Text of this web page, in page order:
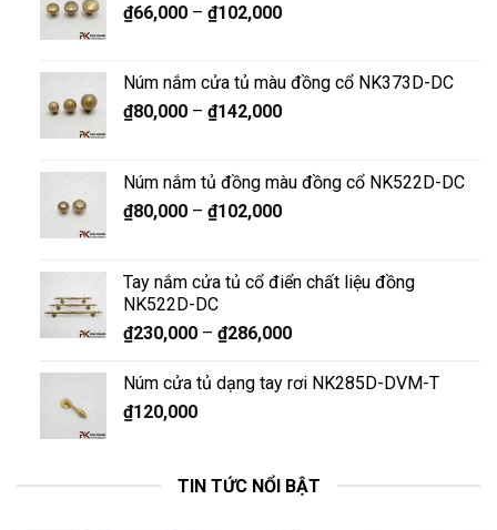
₫66,000– ₫102,000
Núm nắm cửa tủ màu đồng cổ NK373D-DC
₫80,000– ₫142,000
Núm nắm tủ đồng màu đồng cổ NK522D-DC
₫80,000– ₫102,000
Tay nắm cửa tủ cổ điển chất liệu đồng
NK522D-DC
₫230,000– ₫286,000
Núm cửa tủ dạng tay rơi NK285D-DVM-T
₫120,000
TIN TỨC NỔI BẬT